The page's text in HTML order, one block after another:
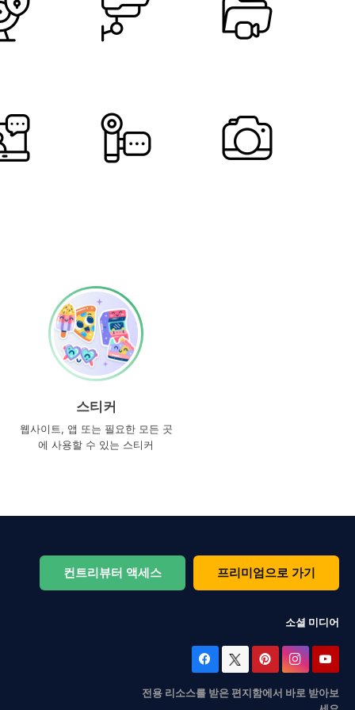
스티커
웹사이트, 앱 또는 필요한 모든 곳
에 사용할 수 있는 스티커
컨트리뷰터 액세스 프리미엄으로 가기
소셜 미디어
전용 리소스를 받은 편지함에서 바로 받아보